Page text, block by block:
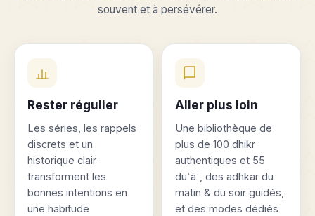
souvent et à persévérer.
Rester régulier
Les séries, les rappels
discrets et un
historique clair
transforment les
bonnes intentions en
une habitude
Aller plus loin
Une bibliothèque de
plus de 100 dhikr
authentiques et 55
duʿāʾ, des adhkar du
matin & du soir guidés,
et des modes dédiés